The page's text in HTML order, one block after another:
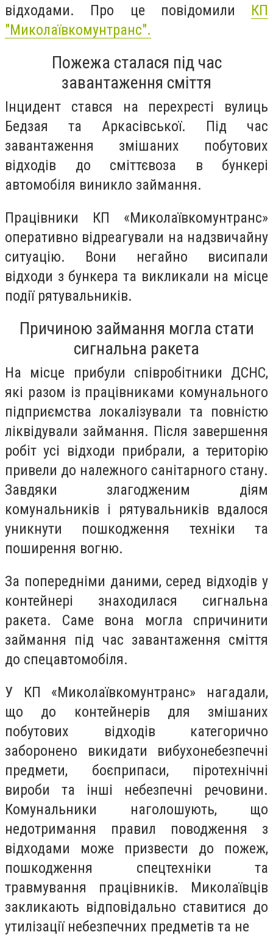
відходами. Про це повідомили КП
"Миколаївкомунтранс".
Пожежа сталася під час
завантаження сміття
Інцидент стався на перехресті вулиць
Бедзая та Аркасівської. Під час
завантаження змішаних побутових
відходів до сміттєвоза в бункері
автомобіля виникло займання.
Працівники КП «Миколаївкомунтранс»
оперативно відреагували на надзвичайну
ситуацію. Вони негайно висипали
відходи з бункера та викликали на місце
події рятувальників.
Причиною займання могла стати
сигнальна ракета
На місце прибули співробітники ДСНС,
які разом із працівниками комунального
підприємства локалізували та повністю
ліквідували займання. Після завершення
робіт усі відходи прибрали, а територію
привели до належного санітарного стану.
Завдяки злагодженим діям
комунальників і рятувальників вдалося
уникнути пошкодження техніки та
поширення вогню.
За попередніми даними, серед відходів у
контейнері знаходилася сигнальна
ракета. Саме вона могла спричинити
займання під час завантаження сміття
до спецавтомобіля.
У КП «Миколаївкомунтранс» нагадали,
що до контейнерів для змішаних
побутових відходів категорично
заборонено викидати вибухонебезпечні
предмети, боєприпаси, піротехнічні
вироби та інші небезпечні речовини.
Комунальники наголошують, що
недотримання правил поводження з
відходами може призвести до пожеж,
пошкодження спецтехніки та
травмування працівників. Миколаївців
закликають відповідально ставитися до
утилізації небезпечних предметів та не